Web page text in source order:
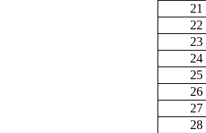
21
22
23
24
25
26
27
28